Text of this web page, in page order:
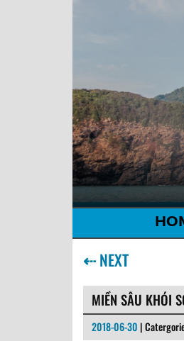
⇠NEXT
MIỀN SÂU KHÓI
2018-06-30 |